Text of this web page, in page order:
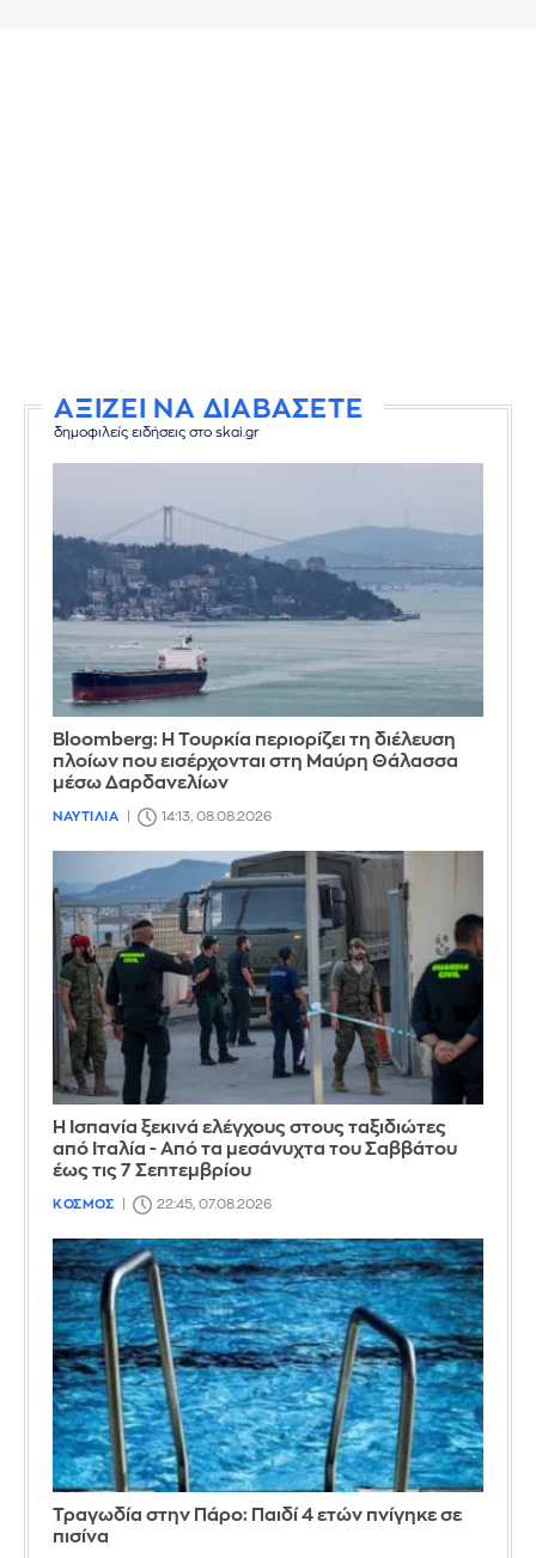
ΑΞΙΖΕΙ ΝΑ ΔΙΑΒΑΣΕΤΕ
δημοφιλείς ειδήσεις στο skai.gr
Bloomberg: Η Τουρκία περιορίζει τη διέλευση
πλοίων που εισέρχονται στη Μαύρη Θάλασσα
μέσω Δαρδανελίων
ΝΑΥΤΙΛΙΑ 14:13, 08.08.2026
Η Ισπανία ξεκινά ελέγχους στους ταξιδιώτες
από Ιταλία - Από τα μεσάνυχτα του Σαββάτου
έως τις 7 Σεπτεμβρίου
ΚΟΣΜΟΣ 22:45, 07.08.2026
Τραγωδία στην Πάρο: Παιδί 4 ετών πνίγηκε σε
πισίνα